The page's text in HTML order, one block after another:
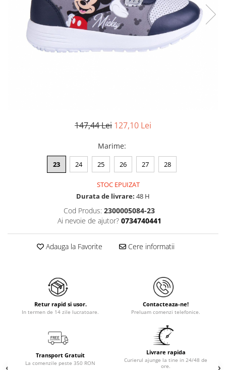
147,44 Lei 127,10 Lei
Marime:
23 24 25 26 27 28
STOC EPUIZAT
Durata de livrare: 48 H
Cod Produs: 2300005084-23
Ai nevoie de ajutor? 0734740441
Adauga la Favorite Cere informatii
Retur rapid si usor.
In termen de 14 zile lucratoare.
Contacteaza-ne!
Preluam comenzi telefonice.
Transport Gratuit
La comenzile peste 350 RON
Livrare rapida
Curierul ajunge la tine in 24/48 de
ore.